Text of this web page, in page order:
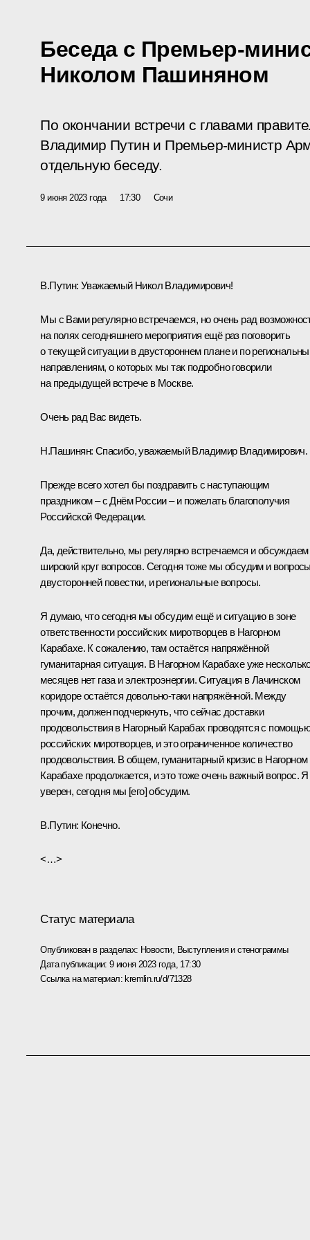
Беседа с Премьер-
Николом Пашиняном
По окончании встречи с главами
Владимир Путин и Премьер-министр
отдельную беседу.
9 июня 2023 года 17:30 Сочи
В.Путин: Уважаемый Никол Владимирович!
Мы с Вами регулярно встречаемся, но очень рад
на полях сегодняшнего мероприятия ещё раз поговорить
о текущей ситуации в двустороннем плане и по
направлениям, о которых мы так подробно говорили
на предыдущей встречев Москве.
Очень рад Вас видеть.
Н.Пашинян: Спасибо, уважаемый Владимир Владимирович.
Прежде всего хотел бы поздравить с наступающим
праздником – с Днём России – и пожелать благополучия
Российской Федерации.
Да, действительно, мы регулярно встречаемся и обсуждаем
широкий круг вопросов. Сегодня тоже мы обсудим и
двусторонней повестки, и региональные вопросы.
Я думаю, что сегодня мы обсудим ещё и ситуацию в зоне
ответственности российских миротворцев в Нагорном
Карабахе. К сожалению, там остаётся напряжённой
гуманитарная ситуация. В Нагорном Карабахе уже
месяцев нет газа и электроэнергии. Ситуация в Лачинском
коридоре остаётся довольно-таки напряжённой. Между
прочим, должен подчеркнуть, что сейчас доставки
продовольствия в Нагорный Карабах проводятся с помощью
российских миротворцев, и это ограниченное количество
продовольствия. В общем, гуманитарный кризис в Нагорном
Карабахе продолжается, и это тоже очень важный вопрос. Я
уверен, сегодня мы [его] обсудим.
В.Путин: Конечно.
<…>
Статус материала
Опубликован в разделах: Новости, Выступления и стенограммы
Дата публикации:9 июня 2023 года, 17:30
Ссылка на материал: kremlin.ru/d/71328